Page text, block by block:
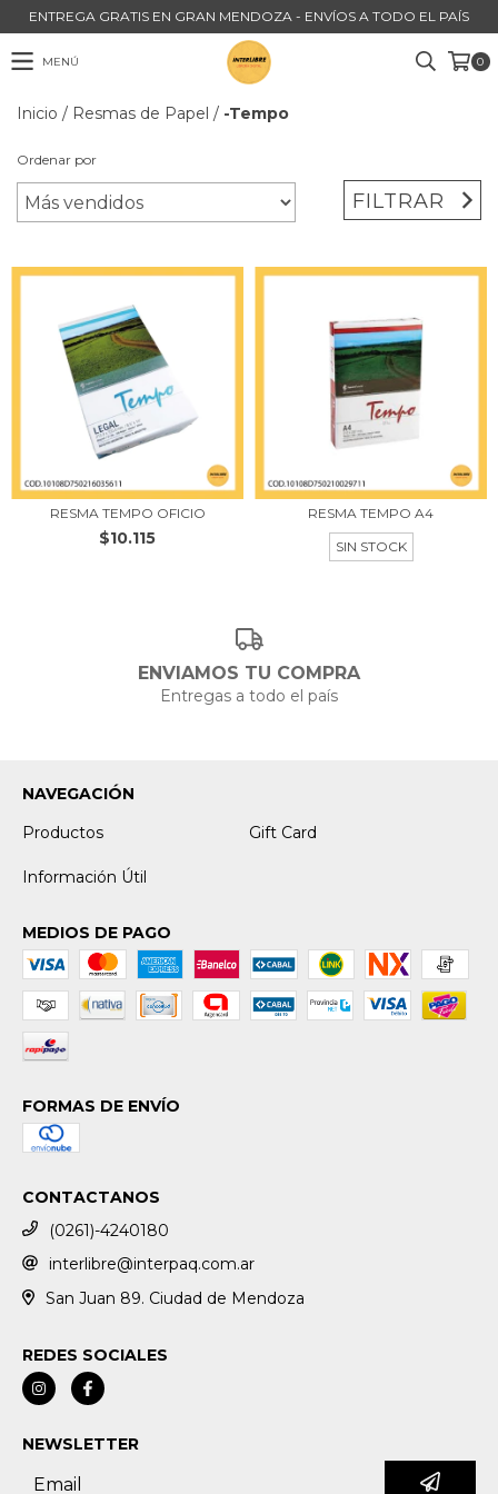
ENTREGA GRATIS EN GRAN MENDOZA - ENVÍOS A TODO EL PAÍS
MENÚ 0
Inicio / Resmas de Papel / -Tempo
Ordenar por
FILTRAR
RESMA TEMPO OFICIO
$10.115
RESMA TEMPO A4
SIN STOCK
ENVIAMOS TU COMPRA
Entregas a todo el país
NAVEGACIÓN
Productos
Gift Card
Información Útil
MEDIOS DE PAGO
FORMAS DE ENVÍO
CONTACTANOS
(0261)-4240180
interlibre@interpaq.com.ar
San Juan 89. Ciudad de Mendoza
REDES SOCIALES
NEWSLETTER